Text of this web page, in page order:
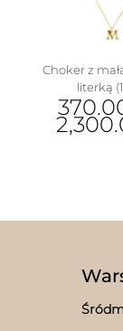
Choker z
literką